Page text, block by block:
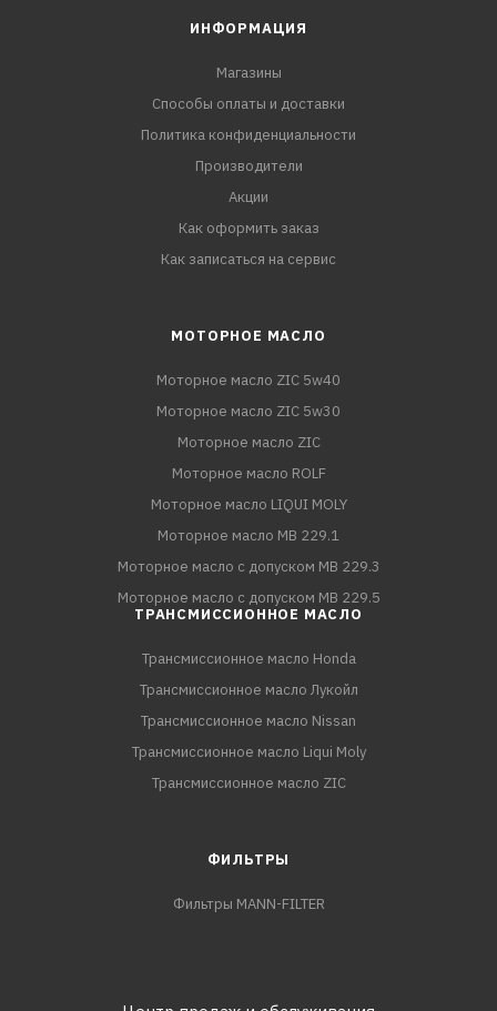
ИНФОРМАЦИЯ
Магазины
Способы оплаты и доставки
Политика конфиденциальности
Производители
Акции
Как оформить заказ
Как записаться на сервис
МОТОРНОЕ МАСЛО
Моторное масло ZIC 5w40
Моторное масло ZIC 5w30
Моторное масло ZIC
Моторное масло ROLF
Моторное масло LIQUI MOLY
Моторное масло MB 229.1
Моторное масло с допуском MB 229.3
Моторное масло с допуском MB 229.5
ТРАНСМИССИОННОЕ МАСЛО
Трансмиссионное масло Honda
Трансмиссионное масло Лукойл
Трансмиссионное масло Nissan
Трансмиссионное масло Liqui Moly
Трансмиссионное масло ZIC
ФИЛЬТРЫ
Фильтры MANN-FILTER